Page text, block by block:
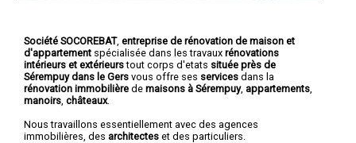
Société SOCOREBAT, entreprise de rénovation de maison et
d'appartement spécialisée dans les travaux rénovations
intérieurs et extérieurstout corps d'etats située près de
Sérempuy dans le Gers vous offre ses services dans la
rénovation immobilière de maisons à Sérempuy, appartements
manoirs châteaux.
Nous travaillons essentiellement avec des agences
immobilières, des architectes et des particuliers.